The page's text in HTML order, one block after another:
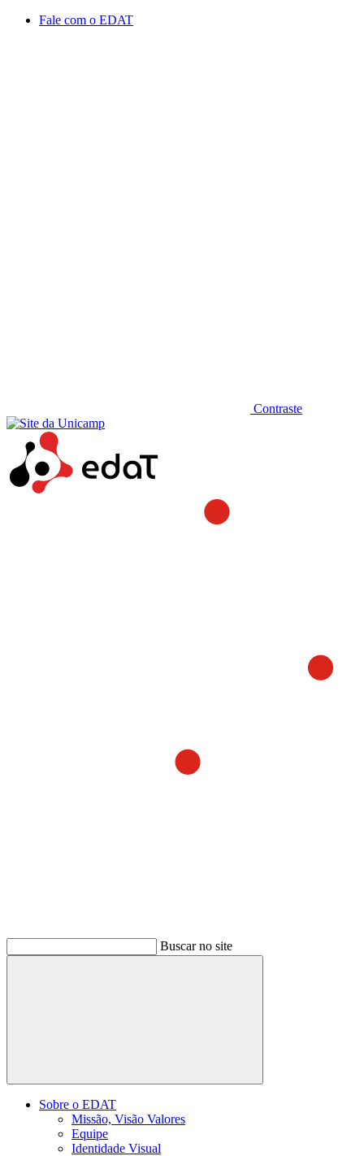
Conteúdo principal Menu principal
Fale com o EDAT
Contraste
Buscar no site
Buscar
Sobre o EDAT
Missão, Visão Valores
Equipe
Identidade Visual